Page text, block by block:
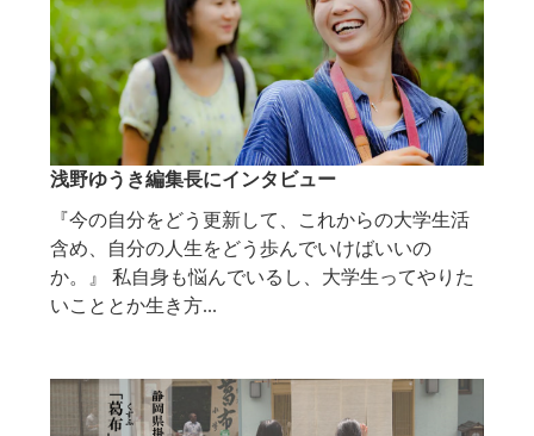
浅野ゆうき編集長にインタビュー
『今の自分をどう更新して、これからの大学生活
含め、自分の人生をどう歩んでいけばいいの
か。』 私自身も悩んでいるし、大学生ってやりた
いこととか生き方...